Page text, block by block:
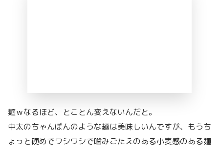
麺ｗなるほど、とことん変えないんだと。
中太のちゃんぽんのような麺は美味しいんですが、もうち
ょっと硬めでワシワシで噛みごたえのある小麦感のある麺